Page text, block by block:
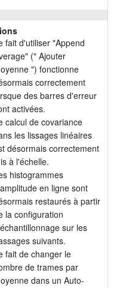
fait d'utiliser "Append
(" Ajouter
") fonctionne
correctement
des barres d'erreur
activées.
calcul de covariance
les lissages linéaires
désormais correctement
à l'échelle.
histogrammes
en ligne sont
restaurés à partir
la configuration
sur les
suivants.
fait de changer le
de trames par
dans un Auto-